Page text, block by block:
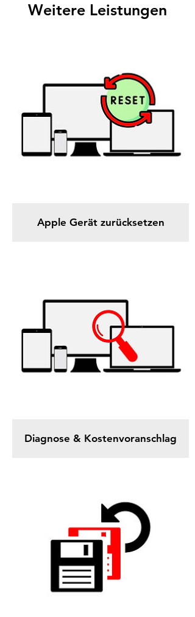
Weitere Leistungen
Apple Gerät zurücksetzen
Diagnose & Kostenvoranschlag